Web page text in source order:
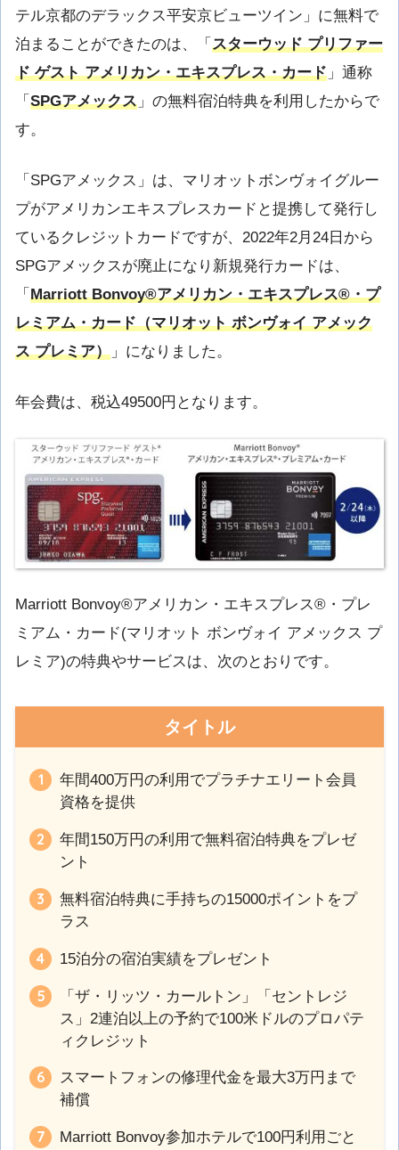
テル京都のデラックス平安京ビューツイン」に無料で
泊まることができたのは、「 スターウッド プリファー
ド ゲスト アメリカン・エキスプレス・カード 」通称
「 SPGアメックス 」の無料宿泊特典を利用したからで
す。
「SPGアメックス」は、マリオットボンヴォイグルー
プがアメリカンエキスプレスカードと提携して発行し
ているクレジットカードですが、2022年2月24日から
SPGアメックスが廃止になり新規発行カードは、
「 Marriott Bonvoy®アメリカン・エキスプレス®・プ
レミアム・カード（マリオット ボンヴォイ アメック
ス プレミア） 」になりました。
年会費は、税込49500円となります。
Marriott Bonvoy®アメリカン・エキスプレス®・プレ
ミアム・カード(マリオット ボンヴォイ アメックス プ
レミア)の特典やサービスは、次のとおりです。
タイトル
年間400万円の利用でプラチナエリート会員
資格を提供
年間150万円の利用で無料宿泊特典をプレゼ
ント
無料宿泊特典に手持ちの15000ポイントをプ
ラス
15泊分の宿泊実績をプレゼント
「ザ・リッツ・カールトン」「セントレジ
ス」2連泊以上の予約で100米ドルのプロパテ
ィクレジット
スマートフォンの修理代金を最大3万円まで
補償
Marriott Bonvoy参加ホテルで100円利用ごと